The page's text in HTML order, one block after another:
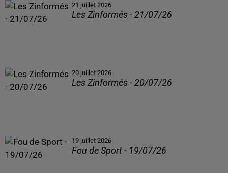
21 juillet 2026
Les Zinformés - 21/07/26
20 juillet 2026
Les Zinformés - 20/07/26
19 juillet 2026
Fou de Sport - 19/07/26